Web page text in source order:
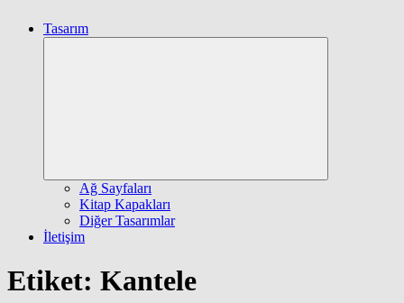
Tasarım
Ağ Sayfaları
Kitap Kapakları
Diğer Tasarımlar
İletişim
Etiket: Kantele